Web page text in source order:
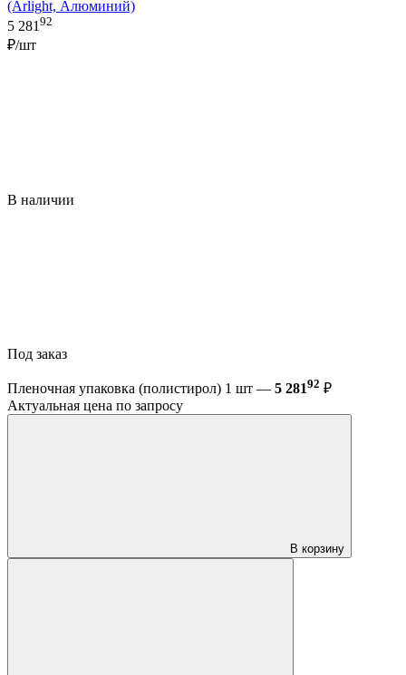
(Arlight, Алюминий)
5 281 92
₽/шт
В наличии
Под заказ
Пленочная упаковка (полистирол) 1 шт — 5 28192 ₽
Актуальная цена по запросу
В корзину